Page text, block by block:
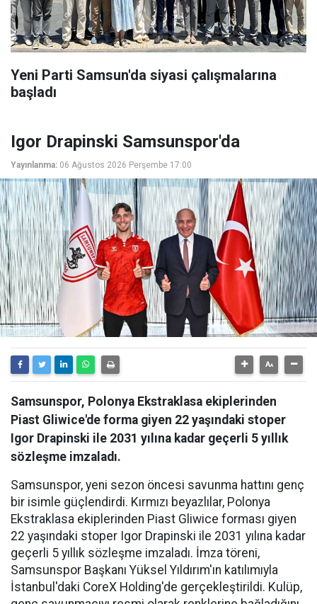
Yeni Parti Samsun'da siyasi çalışmalarına
başladı
Igor Drapinski Samsunspor'da
Yayınlanma: 06 Ağustos 2026 Perşembe 17:00
Samsunspor, Polonya Ekstraklasa ekiplerinden
Piast Gliwice'de forma giyen 22 yaşındaki stoper
Igor Drapinski ile 2031 yılına kadar geçerli 5 yıllık
sözleşme imzaladı.
Samsunspor, yeni sezon öncesi savunma hattını genç
bir isimle güçlendirdi. Kırmızı beyazlılar, Polonya
Ekstraklasa ekiplerinden Piast Gliwice forması giyen
22 yaşındaki stoper Igor Drapinski ile 2031 yılına kadar
geçerli 5 yıllık sözleşme imzaladı. İmza töreni,
Samsunspor Başkanı Yüksel Yıldırım'ın katılımıyla
İstanbul'daki CoreX Holding'de gerçekleştirildi. Kulüp,